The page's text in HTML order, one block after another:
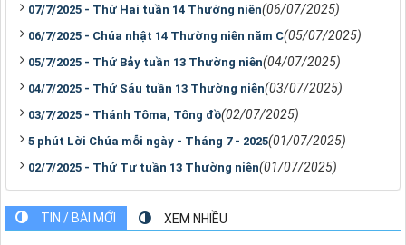
07/7/2025 - Thứ Hai tuần 14 Thường niên(06/07/2025)
06/7/2025 - Chúa nhật 14 Thường niên năm C(05/07/2025)
05/7/2025 - Thứ Bảy tuần 13 Thường niên(04/07/2025)
04/7/2025 - Thứ Sáu tuần 13 Thường niên(03/07/2025)
03/7/2025 - Thánh Tôma, Tông đồ(02/07/2025)
5 phút Lời Chúa mỗi ngày - Tháng 7 - 2025(01/07/2025)
02/7/2025 - Thứ Tư tuần 13 Thường niên(01/07/2025)
TIN / BÀI MỚI XEM NHIỀU